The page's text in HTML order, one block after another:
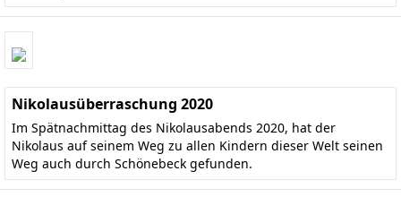
Nikolausüberraschung 2020
Im Spätnachmittag des Nikolausabends 2020, hat der
Nikolaus auf seinem Weg zu allen Kindern dieser Welt seinen
Weg auch durch Schönebeck gefunden.